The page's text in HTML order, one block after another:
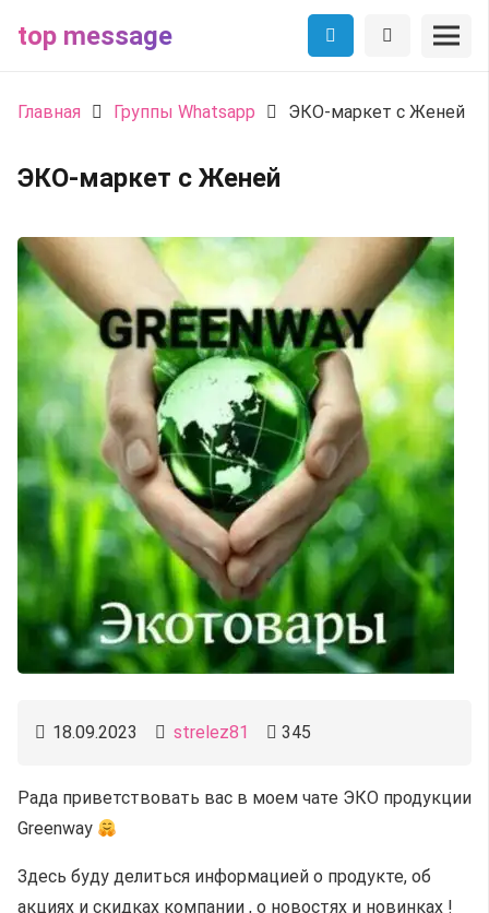
top message
Главная Группы Whatsapp ЭКО-маркет с Женей
ЭКО-маркет с Женей
18.09.2023 strelez81 345
Рада приветствовать вас в моем чате ЭКО продукции
Greenway
Здесь буду делиться информацией о продукте, об
акциях и скидках компании , о новостях и новинках !